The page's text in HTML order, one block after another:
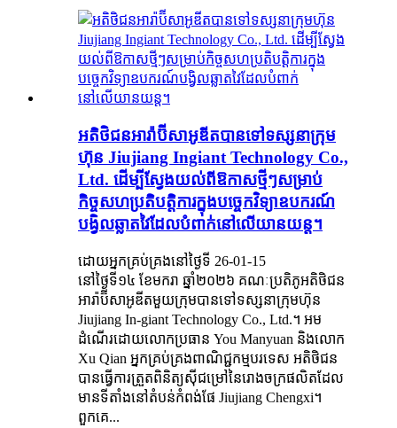
អតិថិជនអារ៉ាប៊ីសាអូឌីតបានទៅទស្សនាក្រុម
ហ៊ុន Jiujiang Ingiant Technology Co.,
Ltd. ដើម្បីស្វែងយល់ពីឱកាសថ្មីៗសម្រាប់
កិច្ចសហប្រតិបត្តិការក្នុងបច្ចេកវិទ្យាឧបករណ៍
បង្វិលឆ្លាតវៃដែលបំពាក់នៅលើយានយន្ត។
ដោយអ្នកគ្រប់គ្រងនៅថ្ងៃទី 26-01-15
នៅថ្ងៃទី១៤ ខែមករា ឆ្នាំ២០២៦ គណៈប្រតិភូអតិថិជន
អារ៉ាប៊ីសាអូឌីតមួយក្រុមបានទៅទស្សនាក្រុមហ៊ុន
Jiujiang In-giant Technology Co., Ltd.។ អម
ដំណើរដោយលោកប្រធាន You Manyuan និងលោក
Xu Qian អ្នកគ្រប់គ្រងពាណិជ្ជកម្មបរទេស អតិថិជន
បានធ្វើការត្រួតពិនិត្យស៊ីជម្រៅនៃរោងចក្រផលិតដែល
មានទីតាំងនៅតំបន់កំពង់ផែ Jiujiang Chengxi។
ពួកគេ...